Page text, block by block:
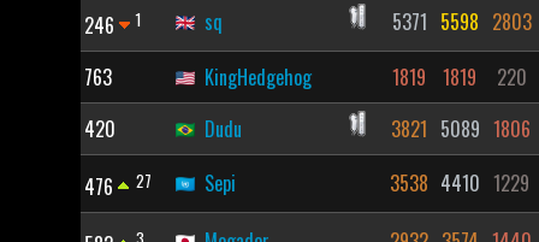
246 1 sq 5371 5598 2803
763
KingHedgehog 1819 1819
220
420
Dudu 3821 5089 1806
476 27 Sepi 3538 4410 1229